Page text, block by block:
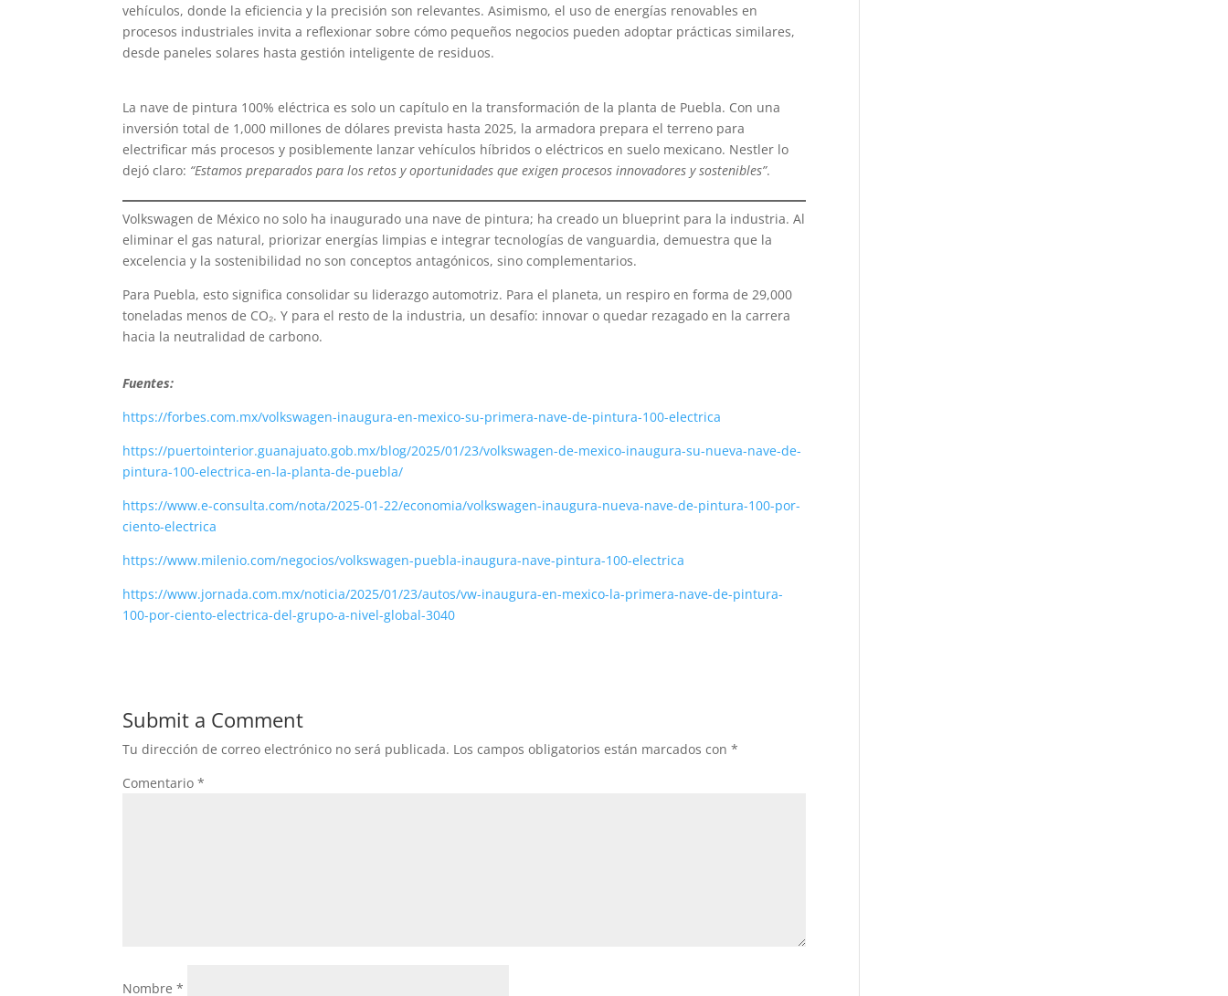
vehículos, donde la eficiencia y la precisión son relevantes. Asimismo, el uso de energías renovables en
procesos industriales invita a reflexionar sobre cómo pequeños negocios pueden adoptar prácticas similares,
desde paneles solares hasta gestión inteligente de residuos.
La nave de pintura 100% eléctrica es solo un capítulo en la transformación de la planta de Puebla. Con una
inversión total de 1,000 millones de dólares prevista hasta 2025, la armadora prepara el terreno para
electrificar más procesos y posiblemente lanzar vehículos híbridos o eléctricos en suelo mexicano. Nestler lo
dejó claro: “Estamos preparados para los retos y oportunidades que exigen procesos innovadores y sostenibles”.
Volkswagen de México no solo ha inaugurado una nave de pintura; ha creado un blueprint para la industria. Al
eliminar el gas natural, priorizar energías limpias e integrar tecnologías de vanguardia, demuestra que la
excelencia y la sostenibilidad no son conceptos antagónicos, sino complementarios.
Para Puebla, esto significa consolidar su liderazgo automotriz. Para el planeta, un respiro en forma de 29,000
toneladas menos de CO₂. Y para el resto de la industria, un desafío: innovar o quedar rezagado en la carrera
hacia la neutralidad de carbono.
Fuentes:
https://forbes.com.mx/volkswagen-inaugura-en-mexico-su-primera-nave-de-pintura-100-electrica
https://puertointerior.guanajuato.gob.mx/blog/2025/01/23/volkswagen-de-mexico-inaugura-su-nueva-nave-de-
pintura-100-electrica-en-la-planta-de-puebla/
https://www.e-consulta.com/nota/2025-01-22/economia/volkswagen-inaugura-nueva-nave-de-pintura-100-por-
ciento-electrica
https://www.milenio.com/negocios/volkswagen-puebla-inaugura-nave-pintura-100-electrica
https://www.jornada.com.mx/noticia/2025/01/23/autos/vw-inaugura-en-mexico-la-primera-nave-de-pintura-
100-por-ciento-electrica-del-grupo-a-nivel-global-3040
Submit a Comment
Tu dirección de correo electrónico no será publicada. Los campos obligatorios están marcados con*
Comentario*
Nombre*